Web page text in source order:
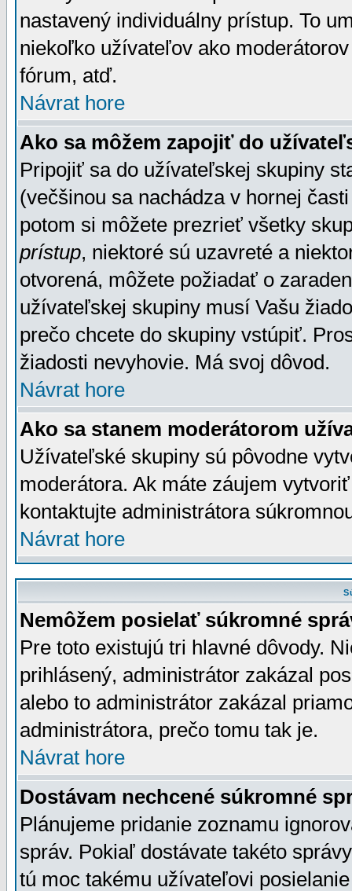
nastavený individuálny prístup. To
niekoľko užívateľov ako
fórum, atď.
Návrat hore
Ako sa môžem zapojiť do
Pripojiť sa do užívateľskej skupiny
(večšinou sa nachádza v hornej
potom si môžete prezrieť všetky
prístup, niektoré sú uzavreté a
otvorená, môžete požiadať o
užívateľskej skupiny musí Vašu
prečo chcete do skupiny vstúpiť.
žiadosti nevyhovie. Má svoj dôvod.
Návrat hore
Ako sa stanem moderátorom
Užívateľské skupiny sú pôvodne
moderátora. Ak máte záujem
kontaktujte administrátora
Návrat hore
Nemôžem posielať súkromné
Pre toto existujú tri hlavné dôvody.
prihlásený, administrátor zakázal
alebo to administrátor zakázal
administrátora, prečo tomu tak je.
Návrat hore
Dostávam nechcené súkromné
Plánujeme pridanie zoznamu
správ. Pokiaľ dostávate takéto
tú moc takému užívateľovi